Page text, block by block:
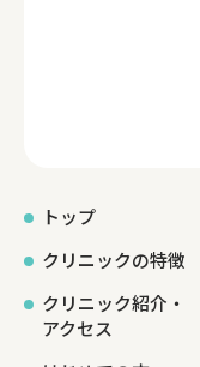
トップ
クリニックの特徴
クリニック紹介・
アクセス